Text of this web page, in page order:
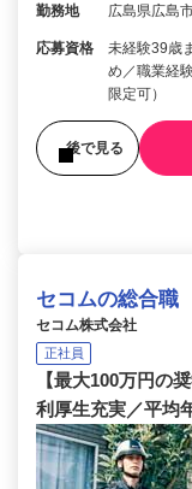
勤務地 広島県広島
応募資格
未経験39歳
め／職業経
限定可）
後で見る
セコムの総合職
セコム株式会社
正社員
【最大100万円の
利厚生充実／平均